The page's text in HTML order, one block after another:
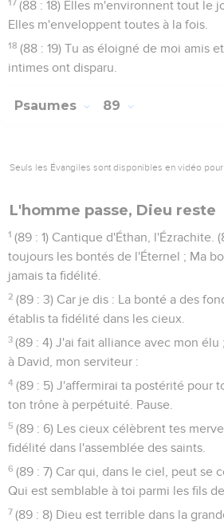
17 (88 : 18) Elles m'environnent tout le
Elles m'enveloppent toutes à la fois.
18 (88 : 19) Tu as éloigné de moi amis
intimes ont disparu.
Psaumes 89
Seuls les Évangiles sont disponibles en vidéo pour
L'homme passe, Dieu reste
1 (89 : 1) Cantique d'Éthan, l'Ézrachite.
toujours les bontés de l'Éternel ; Ma
jamais ta fidélité.
2 (89 : 3) Car je dis : La bonté a des
établis ta fidélité dans les cieux.
3 (89 : 4) J'ai fait alliance avec mon
à David, mon serviteur :
4 (89 : 5) J'affermirai ta postérité pour
ton trône à perpétuité. Pause.
5 (89 : 6) Les cieux célèbrent tes
fidélité dans l'assemblée des saints.
6 (89 : 7) Car qui, dans le ciel, peut se
Qui est semblable à toi parmi les fils
7 (89 : 8) Dieu est terrible dans la